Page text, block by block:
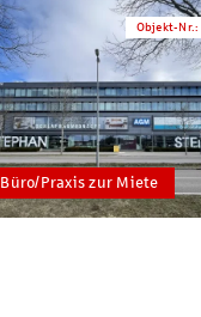
Büro/Praxis zur Miete
Objekt-Nr.: